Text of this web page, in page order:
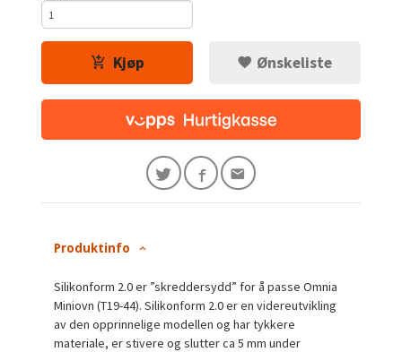
Kjøp Ønskeliste
Produktinfo
Silikonform 2.0 er ”skreddersydd” for å passe Omnia
Miniovn (T19-44). Silikonform 2.0 er en videreutvikling
av den opprinnelige modellen og har tykkere
materiale, er stivere og slutter ca 5 mm under